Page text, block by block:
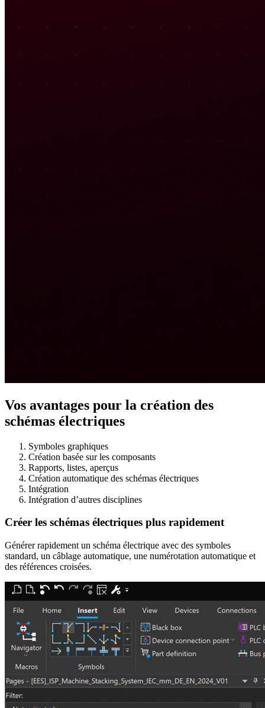
Vos avantages pour la création des
schémas électriques
Symboles graphiques
Création basée sur les composants
Rapports, listes, aperçus
Création automatique des schémas électriques
Intégration
Intégration d’autres disciplines
Créer les schémas électriques plus rapidement
Générer rapidement un schéma électrique avec des symboles
standard, un câblage automatique, une numérotation automatique et
des références croisées.